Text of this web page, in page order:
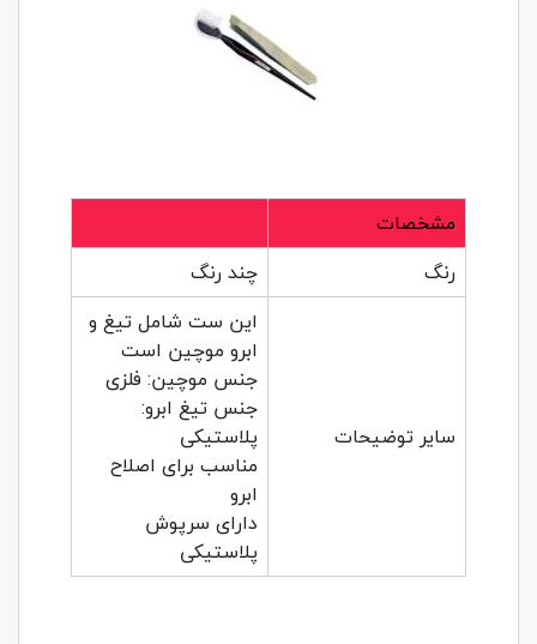
مشخصات
رنگ
چند رنگ
سایر توضیحات
این ست شامل تیغ و
ابرو موچین است
جنس موچین: فلزی
جنس تیغ ابرو:
پلاستیکی
مناسب برای اصلاح
ابرو
دارای سرپوش
پلاستیکی